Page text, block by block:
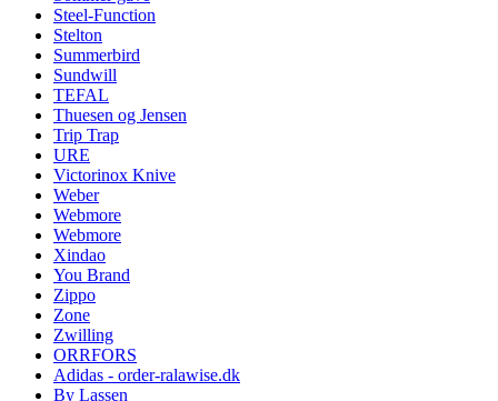
Steel-Function
Stelton
Summerbird
Sundwill
TEFAL
Thuesen og Jensen
Trip Trap
URE
Victorinox Knive
Weber
Webmore
Webmore
Xindao
You Brand
Zippo
Zone
Zwilling
ORRFORS
Adidas - order-ralawise.dk
By Lassen